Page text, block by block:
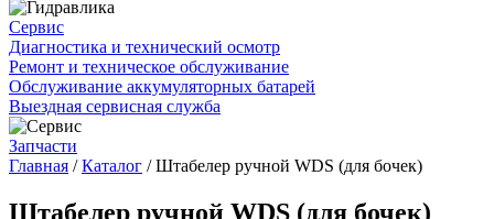
Сервис
Диагностика и технический осмотр
Ремонт и техническое обслуживание
Обслуживание аккумуляторных батарей
Выездная сервисная служба
Запчасти
Главная /Каталог /Штабелер ручной WDS (для бочек)
Штабелер ручной WDS (для бочек)